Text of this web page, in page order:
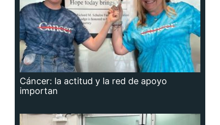
Cáncer: la actitud y la red de apoyo
importan